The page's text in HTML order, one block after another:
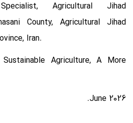
Agricultural Jihad
County, Agricultural Jihad
Iran.
Agriculture, A More
June 2026.